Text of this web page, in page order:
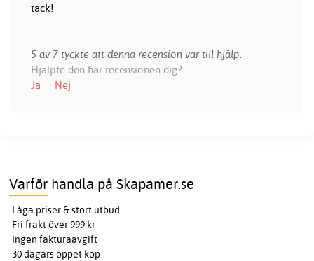
tack!
5 av 7 tyckte att denna recension var till hjälp.
Hjälpte den här recensionen dig?
Ja
Nej
Varför handla på Skapamer.se
Låga priser & stort utbud
Fri frakt över 999 kr
Ingen fakturaavgift
30 dagars öppet köp